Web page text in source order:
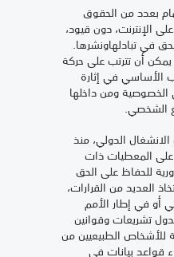
بعدد من الحقوق
الإنترنت، دون قيود،
في تبادلهاونشرها.
يمكن أن تترتب على حركة
الأساسي في إثارة
ومن داخلها
الشخصي.
الدولي، منذ
على المعطيات ذات
للحفاظ على الحق
العديد من القرارات،
أو في إطار الأمم
تشريعات وقوانين
للأشخاص الطبيعيين من
قواعد بيانات في